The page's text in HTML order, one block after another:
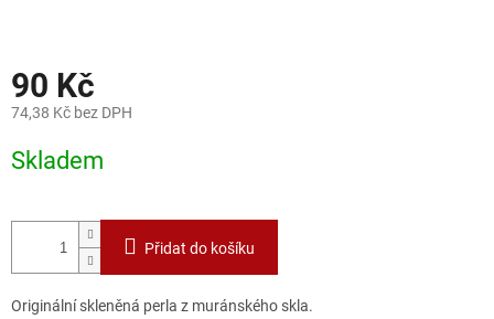
90 Kč
74,38 Kč bez DPH
cena:
Skladem
Přidat do košíku
Originální skleněná perla z muránského skla.